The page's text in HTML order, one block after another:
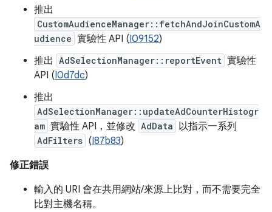
推出
CustomAudienceManager::fetchAndJoinCustomA
udience 實驗性 API (I09152)
推出 AdSelectionManager::reportEvent 實驗性
API (I0d7dc)
推出
AdSelectionManager::updateAdCounterHistogr
am 實驗性 API，並修改 AdData 以指示一系列
AdFilters (I87b83)
修正錯誤
輸入的 URI 會在共用網站/來源上比對，而不需要完全
比對主機名稱。